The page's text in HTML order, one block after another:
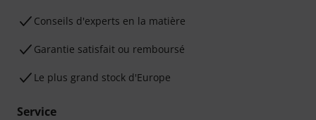
Conseils d'experts en la matière
Garantie satisfait ou remboursé
Le plus grand stock d'Europe
Service